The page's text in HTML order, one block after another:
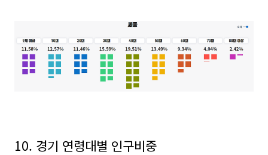
10. 경기 연령대별 인구비중